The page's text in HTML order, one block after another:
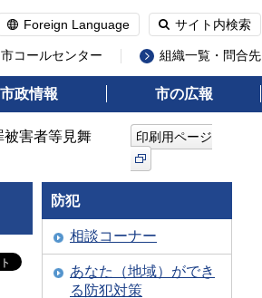
Foreign Language サイト内検索
コールセンター 組織一覧・問合先
市政情報 市の広報
害者等見舞 印刷用ページ
防犯
相談コーナー
あなた（地域）ができ
る防犯対策